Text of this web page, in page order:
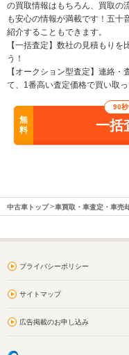
の買取情報はもちろん、買取の
も安心の情報が満載です！五十
紹介することもできます。
【一括査定】数社の見積もり
う！
【オークション型査定】連絡
て、1番高い査定価格で買い取っ
無
料
90秒
一括
中古車トップ 車買取・車査定・車売
プライバシーポリシー
サイトマップ
広告掲載のお申し込み